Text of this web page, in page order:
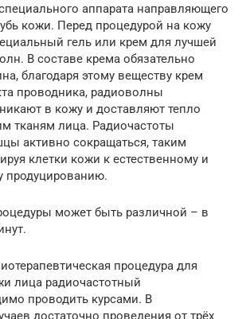
аппарата направляющего
кожи. Перед процедурой на кожу
гель или крем для лучшей
В составе крема обязательно
благодаря этому веществу крем
проводника, радиоволны
в кожу и доставляют тепло
тканям лица. Радиочастоты
активно сокращаться, таким
клетки кожи к естественному и
продуцированию.
может быть различной – в
процедура для
лица радиочастотный
проводить курсами. В
достаточно проведения от трёх